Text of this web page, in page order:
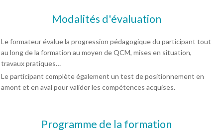
Modalités d'évaluation
Le formateur évalue la progression pédagogique du participant tout
au long de la formation au moyen de QCM, mises en situation,
travaux pratiques…
Le participant complète également un test de positionnement en
amont et en aval pour valider les compétences acquises.
Programme de la formation